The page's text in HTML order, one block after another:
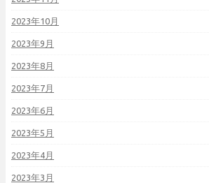
2023年10月
2023年9月
2023年8月
2023年7月
2023年6月
2023年5月
2023年4月
2023年3月